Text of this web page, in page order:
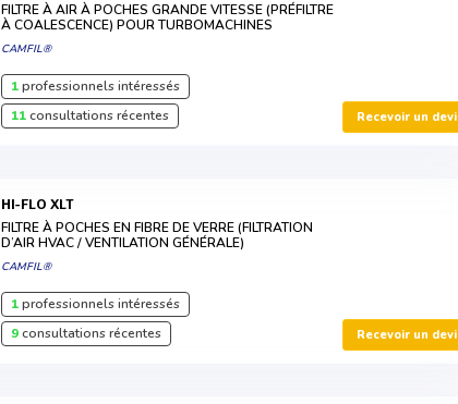
FILTRE À AIR À POCHES GRANDE VITESSE (PRÉFILTRE
À COALESCENCE) POUR TURBOMACHINES
CAMFIL®
1professionnels intéressés
11consultations récentes Recevoir un
HI-FLO XLT
FILTRE À POCHES EN FIBRE DE VERRE (FILTRATION
D’AIR HVAC / VENTILATION GÉNÉRALE)
CAMFIL®
1professionnels intéressés
9consultations récentes Recevoir un